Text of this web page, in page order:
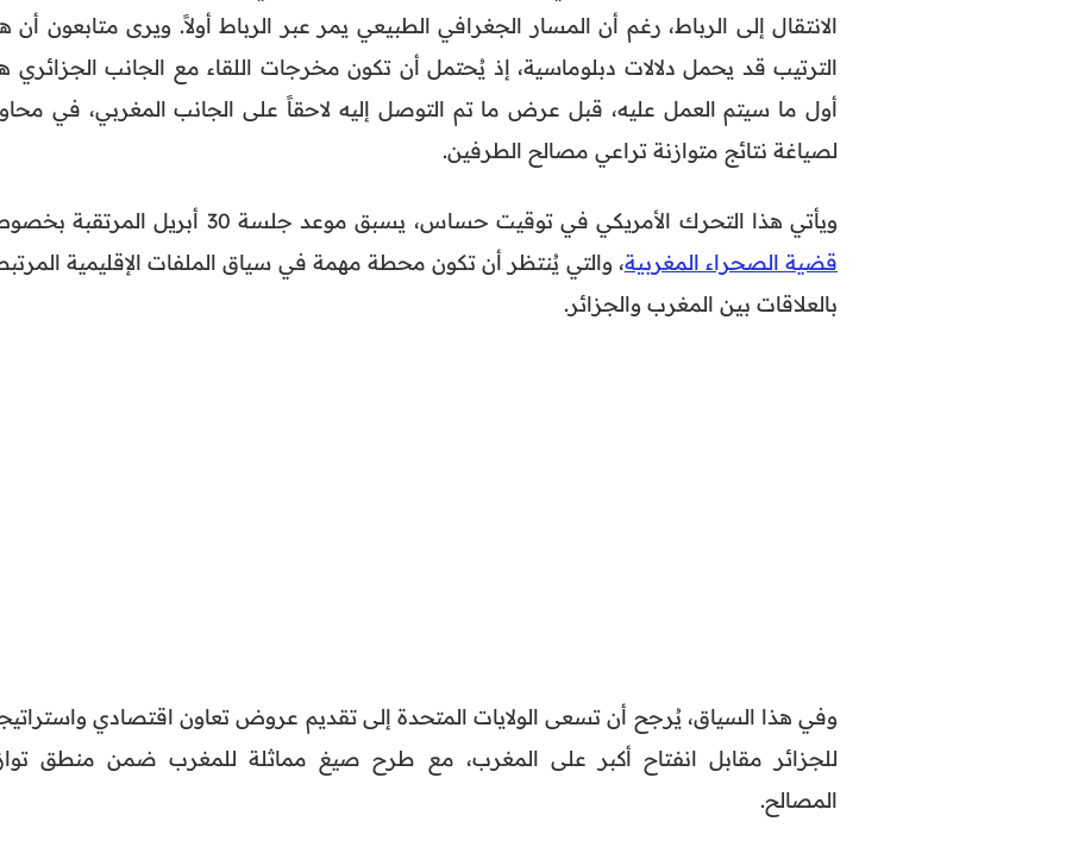
الانتقال إلى الرباط، رغم أن المسار الجغرافي الطبيعي يمر عبر الرباط أولاً. ويرى متابعون أن
الترتيب قد يحمل دلالات دبلوماسية، إذ يُحتمل أن تكون مخرجات اللقاء مع الجانب الجزائري
أول ما سيتم العمل عليه، قبل عرض ما تم التوصل إليه لاحقاً على الجانب المغربي، في
لصياغة نتائج متوازنة تراعي مصالح الطرفين.
ويأتي هذا التحرك الأمريكي في توقيت حساس، يسبق موعد جلسة 30 أبريل المرتقبة بخصوص
قضية الصحراء المغربية، والتي يُنتظر أن تكون محطة مهمة في سياق الملفات الإقليمية
بالعلاقات بين المغرب والجزائر.
وفي هذا السياق، يُرجح أن تسعى الولايات المتحدة إلى تقديم عروض تعاون اقتصادي
للجزائر مقابل انفتاح أكبر على المغرب، مع طرح صيغ مماثلة للمغرب ضمن منطق
المصالح.